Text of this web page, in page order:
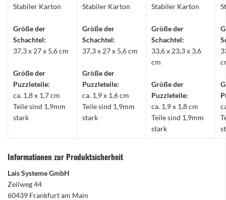
Stabiler Karton
Größe der
Schachtel:
37,3 x 27 x 5,6 cm
Größe der
Puzzleteile:
ca. 1,8 x 1,7 cm
Teile sind 1,9mm
stark
Stabiler Karton
Größe der
Schachtel:
37,3 x 27 x 5,6 cm
Größe der
Puzzleteile:
ca. 1,9 x 1,6 cm
Teile sind 1,9mm
stark
Stabiler Karton
Größe der
Schachtel:
33,6 x 23,3 x 3,6
cm
Größe der
Puzzleteile:
ca. 1,9 x 1,8 cm
Teile sind 1,9mm
stark
Informationen zur Produktsicherheit
Lais Systeme GmbH
Zeilweg 44
60439 Frankfurt am Main